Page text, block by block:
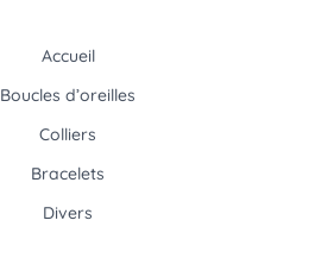
Accueil
Boucles d’oreilles
Colliers
Bracelets
Divers